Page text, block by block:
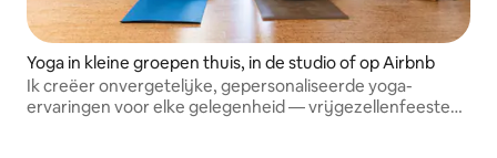
Yoga in kleine groepen thuis, in de studio of op Airbnb
Ik creëer onvergetelijke, gepersonaliseerde yoga-
ervaringen voor elke gelegenheid — vrijgezellenfeesten,